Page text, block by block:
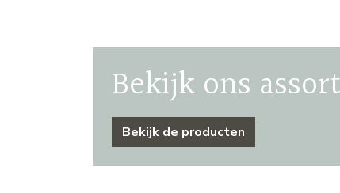
Bekijk ons
Bekijk de producten